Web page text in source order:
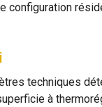
configuration
techniques
à